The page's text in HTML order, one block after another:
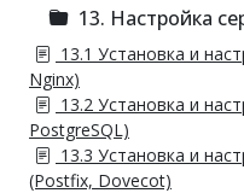
13. Настройка
13.1 Установка и
Nginx)
13.2 Установка и
PostgreSQL)
13.3 Установка и
(Postfix, Dovecot)